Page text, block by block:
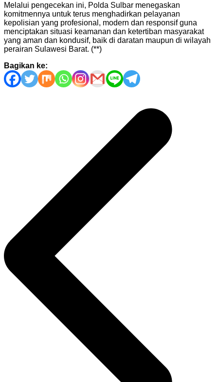
Melalui pengecekan ini, Polda Sulbar menegaskan
komitmennya untuk terus menghadirkan pelayanan
kepolisian yang profesional, modern dan responsif guna
menciptakan situasi keamanan dan ketertiban masyarakat
yang aman dan kondusif, baik di daratan maupun di wilayah
perairan Sulawesi Barat. (**)
Bagikan ke: